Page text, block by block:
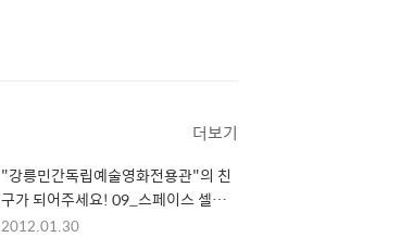
더보기
"강릉민간독립예술영화전용관"의 친
구가 되어주세요! 09_스페이스 셀
(Space Cell) 활동가
2012.01.30